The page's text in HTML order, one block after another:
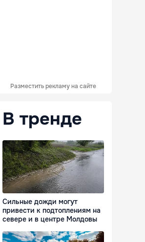
Разместить рекламу на сайте
В тренде
Сильные дожди могут
привести к подтоплениям на
севере и в центре Молдовы